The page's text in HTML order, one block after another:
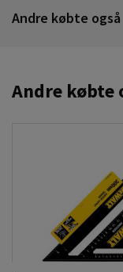
Andre købte også
Andre købte